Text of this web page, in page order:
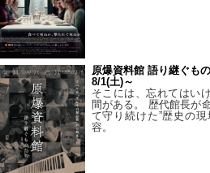
原爆資料館 語り継ぐも
8/1(土)～
そこには、忘れてはい
間がある。 歴代館長が
て守り続けた”歴史の現
容。